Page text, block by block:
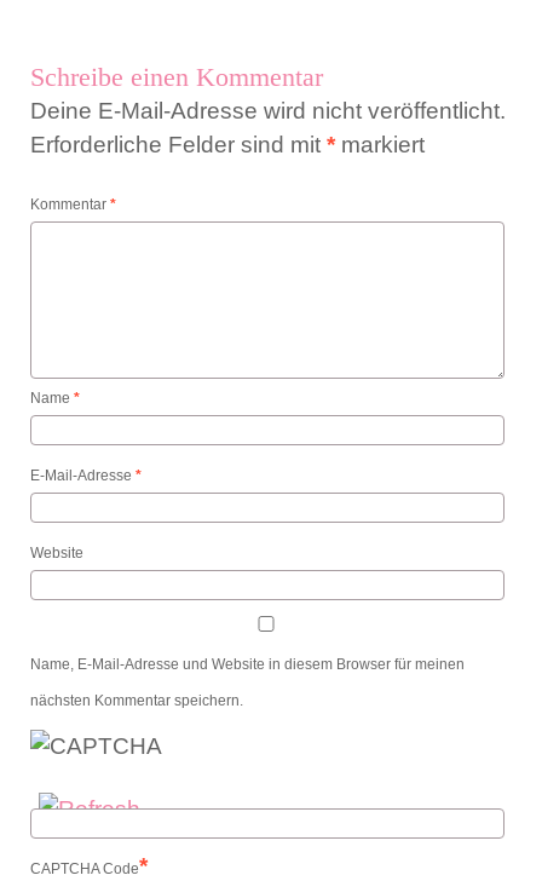
Schreibe einen Kommentar
Deine E-Mail-Adresse wird nicht veröffentlicht.
Erforderliche Felder sind mit *markiert
Kommentar *
Name *
E-Mail-Adresse *
Website
Name, E-Mail-Adresse und Website in diesem Browser für meinen
nächsten Kommentar speichern.
CAPTCHA Code*